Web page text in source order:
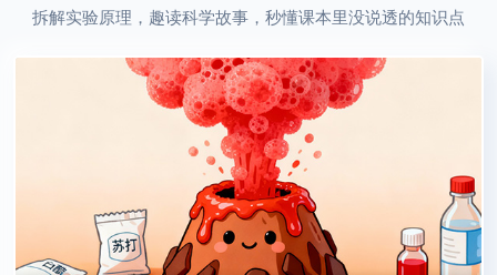
拆解实验原理，趣读科学故事，秒懂课本里没说透的知识点